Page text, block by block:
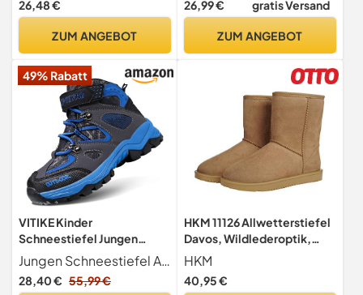
26,48 €
ZUM ANGEBOT
Mode-Stiefel (Braun,37)
26,99 € gratis Versand
ZUM ANGEBOT
49% Rabatt
VITIKE Kinder
Schneestiefel Jungen
Warmfutter Jungen
Schneestiefel, 0 Schwarz,
Gr.- 34 EU
Jungen Schneestiefel Anti Skid Ice Climbing Crampon Sole Kinder Schneestiefel mit rutschfesten Stahlschnalle Outdoor-Boden-Design mit tiefen Flexkerben für mehr Traktion und hervorragende Verschleißfestigkeit.
28,40 € 55,99 €
HKM 11126 Allwetterstiefel
Davos, Wildlederoptik,
Warmes Teddyfutter,
Camel, 37
HKM
40,95 €